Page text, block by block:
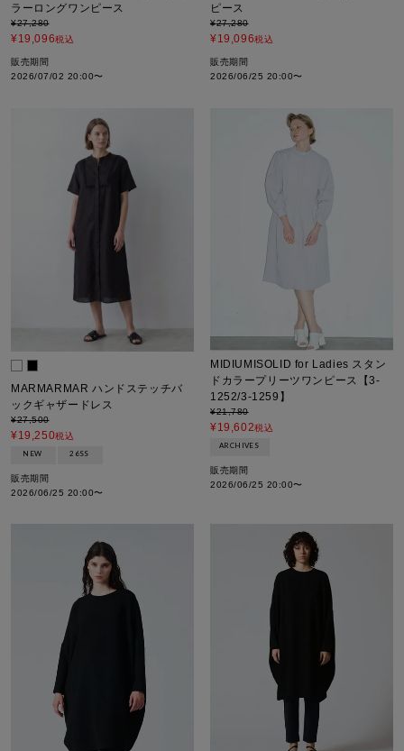
ラーロングワンピース
¥27,280
¥19,096税込
販売期間
2026/07/02 20:00〜
ピース
¥27,280
¥19,096税込
販売期間
2026/06/25 20:00〜
MARMARMAR ハンドステッチバ
ックギャザードレス
¥27,500
¥19,250税込
NEW 26SS
販売期間
2026/06/25 20:00〜
MIDIUMISOLID for Ladies スタン
ドカラープリーツワンピース【3-
1252/3-1259】
¥21,780
¥19,602税込
ARCHIVES
販売期間
2026/06/25 20:00〜